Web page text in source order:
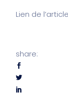
Lien de
share: